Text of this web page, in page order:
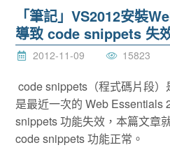
「筆記」VS2012安裝
導致 code snippets 失
2012-11-09 15823
code snippets（程式碼片段
是最近一次的 Web Essentials
snippets 功能失效，本篇文章
code snippets 功能正常。